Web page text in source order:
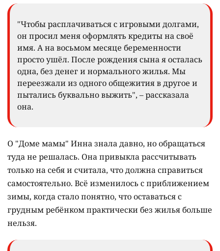
ребёнка. Она выросла в детском доме: родителей
лишили родительских прав из-за алкогольной
зависимости. После выпуска девушка окончила
колледж по специальности "бухгалтер" и
устроилась на работу.
Позже Инна стала жить с молодым человеком и
забеременела. Со временем выяснилось, что он
увлекается азартными играми и пытается
закрывать долги за её счёт.
"Чтобы расплачиваться с игровыми долгами,
он просил меня оформлять кредиты на своё
имя. А на восьмом месяце беременности
просто ушёл. После рождения сына я осталась
одна, без денег и нормального жилья. Мы
переезжали из одного общежития в другое и
она.